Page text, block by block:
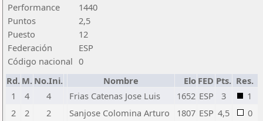
Performance
1440
Puntos
2,5
Puesto
12
Federación
ESP
Código nacional 0
Rd. M. No.Ini. Nombre Elo FED Pts. Res.
1
4 4 Frias Catenas Jose Luis 1652 ESP 3
1
2
2 2 Sanjose Colomina Arturo 1807 ESP 4,5
0